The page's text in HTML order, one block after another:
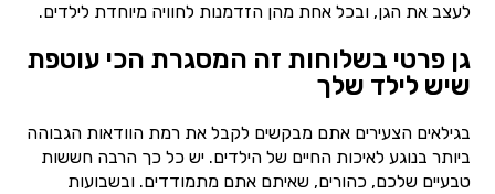
לעצב את הגן, ובכל אחת מהן הזדמנות לחוויה מיוחדת לילדים.
גן פרטי בשלוחות זה המסגרת הכי עוטפת
שיש לילד שלך
בגילאים הצעירים אתם מבקשים לקבל את רמת הוודאות הגבוהה
ביותר בנוגע לאיכות החיים של הילדים. יש כל כך הרבה חששות
טבעיים שלכם, כהורים, שאיתם אתם מתמודדים. ובשבועות